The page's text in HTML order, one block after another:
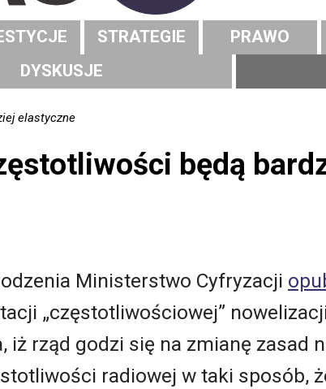
STRATEGIE PRAWO
DYSKUSJE
elastyczne
będą
Ministerstwo Cyfryzacji
„częstotliwościowej”
iż rząd godzi się na zmianę zasad
radiowej w taki sposób,